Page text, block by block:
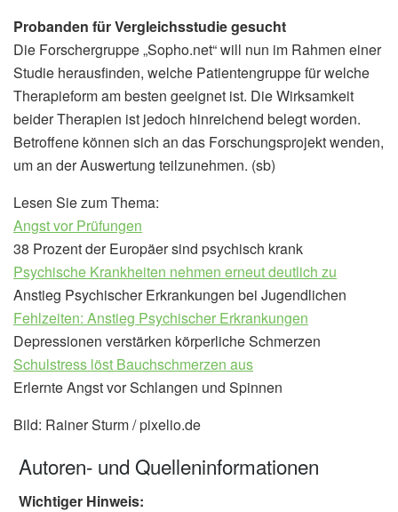
Probanden für Vergleichsstudie gesucht
Die Forschergruppe „Sopho.net“ will nun im Rahmen einer
Studie herausfinden, welche Patientengruppe für welche
Therapieform am besten geeignet ist. Die Wirksamkeit
beider Therapien ist jedoch hinreichend belegt worden.
Betroffene können sich an das Forschungsprojekt wenden,
um an der Auswertung teilzunehmen. (sb)
Lesen Sie zum Thema:
Angst vor Prüfungen
38 Prozent der Europäer sind psychisch krank
Psychische Krankheiten nehmen erneut deutlich zu
Anstieg Psychischer Erkrankungen bei Jugendlichen
Fehlzeiten: Anstieg Psychischer Erkrankungen
Depressionen verstärken körperliche Schmerzen
Schulstress löst Bauchschmerzen aus
Erlernte Angst vor Schlangen und Spinnen
Bild: Rainer Sturm / pixelio.de
Autoren- und Quelleninformationen
Wichtiger Hinweis: